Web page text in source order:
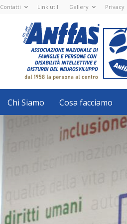
Contatti Link utili Gallery Privacy
Nazionale
ETS
-
APS
Associazione
Nazionale
di
Famiglie
e
con
disabilità
intellettive
neurosviluppo
Chi Siamo Cosa facciamo